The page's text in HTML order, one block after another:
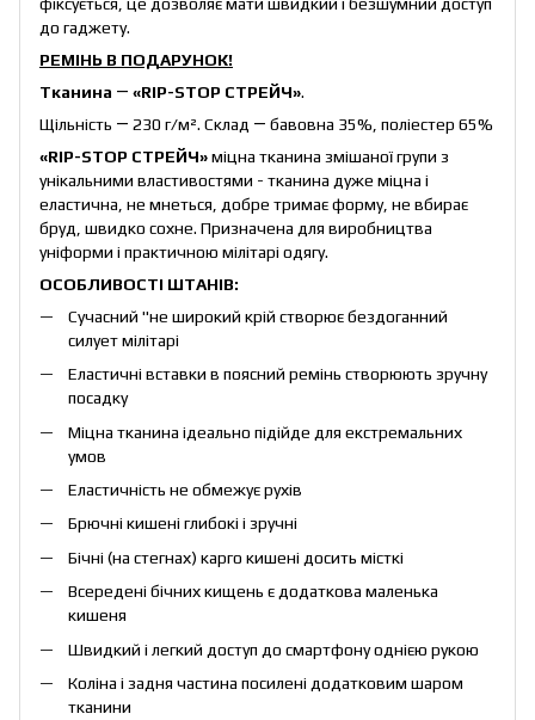
до гаджету.
РЕМІНЬ В ПОДАРУНОК!
Тканина ― «RIP-STOP СТРЕЙЧ».
Щільність ― 230 г/м². Склад ― бавовна 35%, поліестер 65%
«RIP-STOP СТРЕЙЧ»міцна тканина змішаної групи з
унікальними властивостями - тканина дуже міцна і
еластична, не мнеться, добре тримає форму, не вбирає
бруд, швидко сохне. Призначена для виробництва
уніформи і практичною мілітарі одягу.
ОСОБЛИВОСТІ ШТАНІВ:
Сучасний "не широкий крій створює бездоганний
силует мілітарі
Еластичні вставки в поясний ремінь створюють зручну
посадку
Міцна тканина ідеально підійде для екстремальних
умов
Еластичність не обмежує рухів
Брючні кишені глибокі і зручні
Бічні (на стегнах) карго кишені досить місткі
Всередені бічних кищень є додаткова маленька
кишеня
Швидкий і легкий доступ до смартфону однією рукою
Коліна і задня частина посилені додатковим шаром
тканини